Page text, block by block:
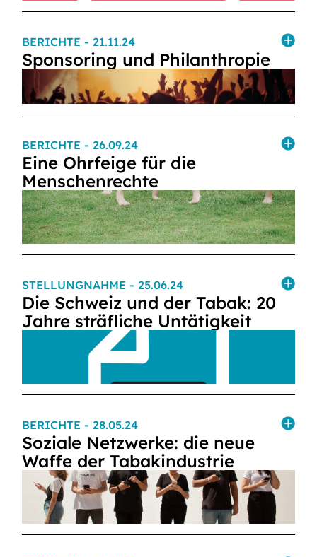
BERICHTE - 21.11.24
Sponsoring und Philanthropie
BERICHTE - 26.09.24
Eine Ohrfeige für die
Menschenrechte
STELLUNGNAHME - 25.06.24
Die Schweiz und der Tabak: 20
Jahre sträfliche Untätigkeit
BERICHTE - 28.05.24
Soziale Netzwerke: die neue
Waffe der Tabakindustrie